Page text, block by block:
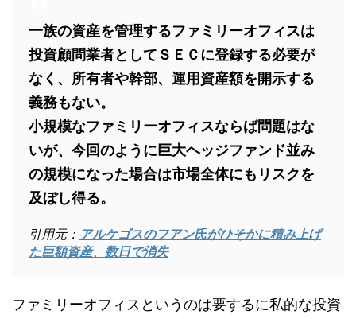
一族の資産を管理するファミリーオフィスは
投資顧問業者としてＳＥＣに登録する必要が
なく、所有者や幹部、運用資産額を開示する
義務もない。
小規模なファミリーオフィスならば問題はな
いが、今回のように巨大ヘッジファンド並み
の規模になった場合は市場全体にもリスクを
及ぼし得る。
引用元： アルケゴスのフアン氏がひそかに積み上げ
た巨額資産、数日で消失
ファミリーオフィスというのは要するに私的な投資